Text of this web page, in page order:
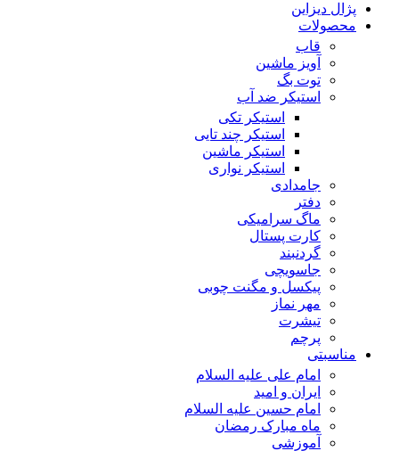
پژال دیزاین
محصولات
قاب
آویز ماشین
توت بگ
استیکر ضد آب
استیکر تکی
استیکر چند تایی
استیکر ماشین
استیکر نواری
جامدادی
دفتر
ماگ سرامیکی
کارت پستال
گردنبند
جاسویچی
پیکسل و مگنت چوبی
مهر نماز
تیشرت
پرچم
مناسبتی
امام علی علیه السلام
ایران و امید
امام حسین علیه السلام
ماه مبارک رمضان
آموزشی